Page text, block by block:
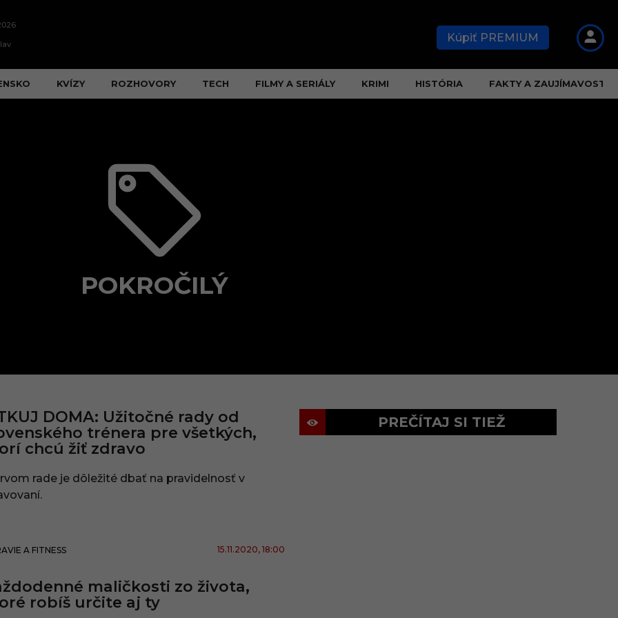
Kúpiť PREMIUM
KVÍZY ROZHOVORY TECH FILMY A SERIÁLY KRIMI HISTÓRIA FAKTY A ZAUJÍMAVOSTI
POKROČILÝ
DOMA: Užitočné rady od
trénera pre všetkých,
chcú žiť zdravo
rade je dôležité dbať na pravidelnosť v
A FITNESS 15.11.2020, 18:00
maličkosti zo života,
robíš určite aj ty
PREČÍTAJ SI TIEŽ